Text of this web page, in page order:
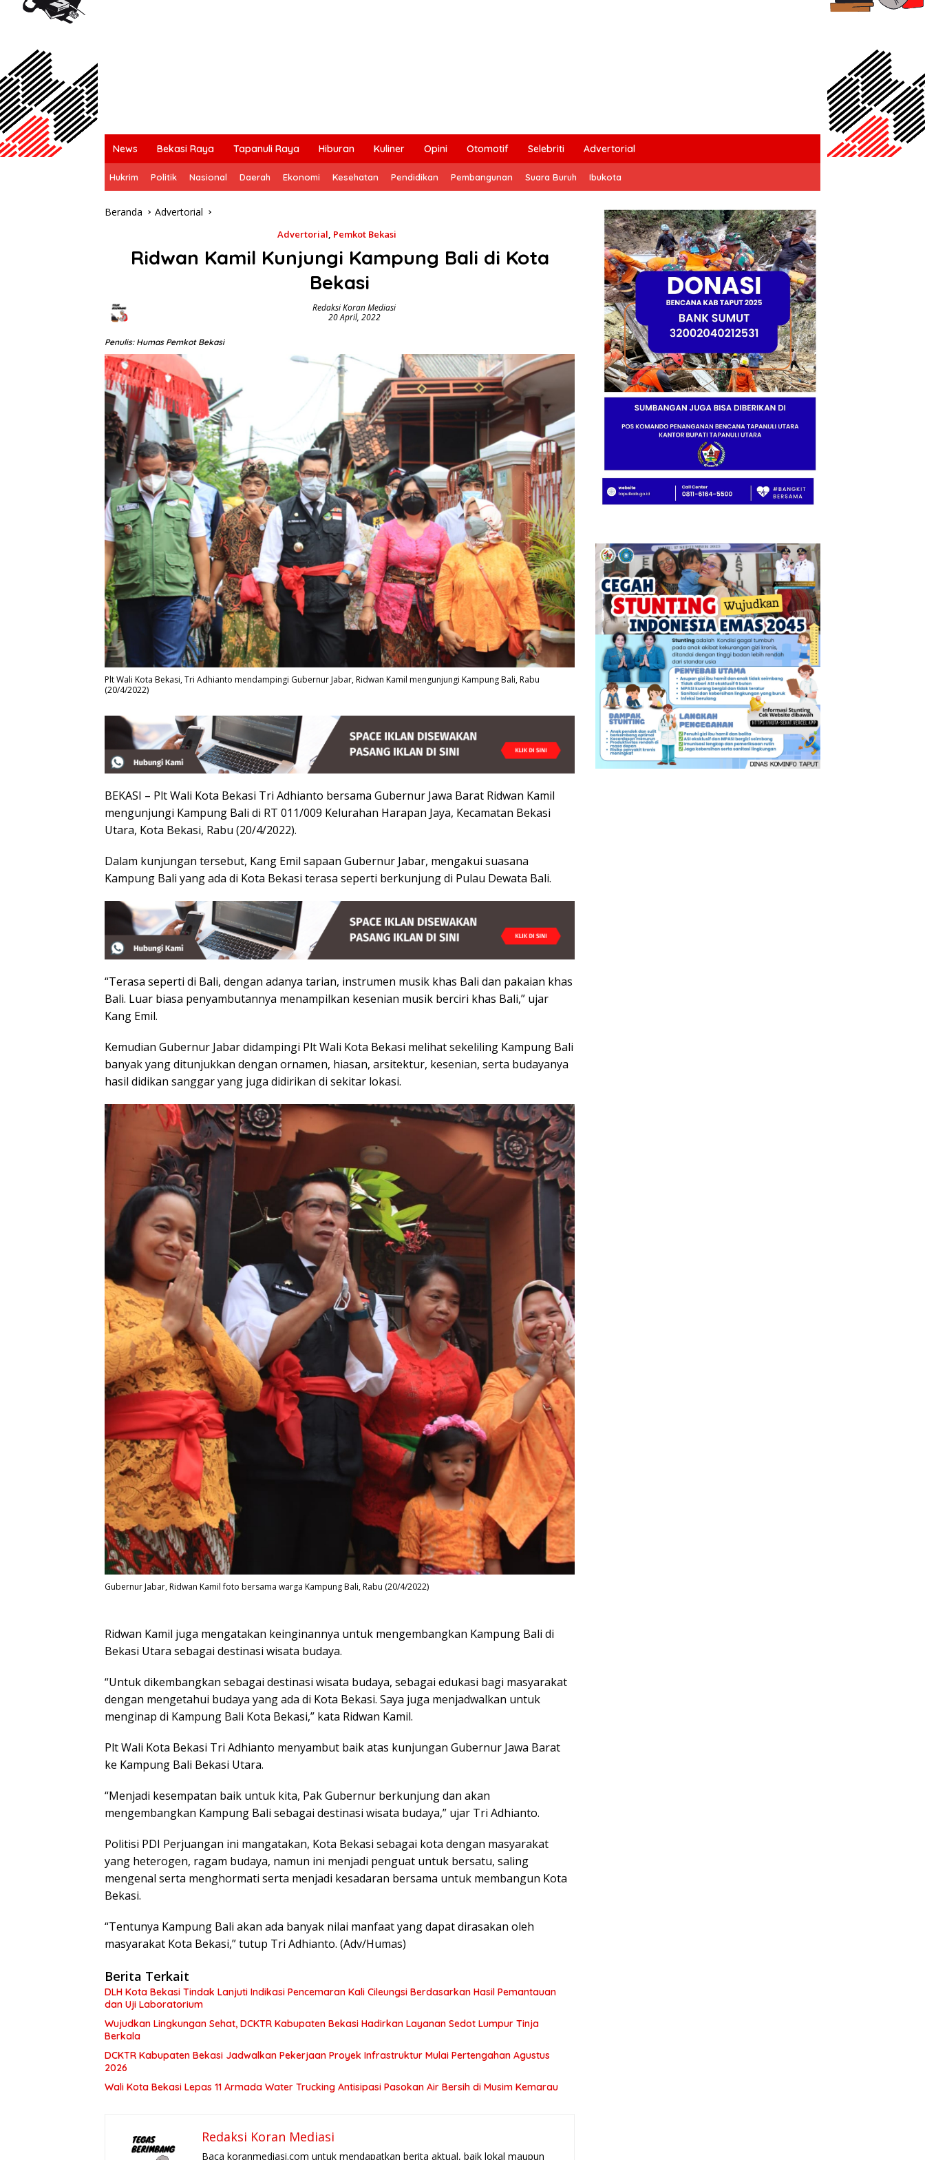
News Bekasi Raya Tapanuli Raya Hiburan Kuliner Opini Otomotif Selebriti Advertorial
Hukrim Politik Nasional Daerah Ekonomi Kesehatan Pendidikan Pembangunan Suara Buruh Ibukota
Beranda Advertorial
Advertorial, Pemkot Bekasi
Ridwan Kamil Kunjungi Kampung Bali di Kota
Bekasi
Redaksi Koran Mediasi
20 April, 2022
Penulis: Humas Pemkot Bekasi
Plt Wali Kota Bekasi, Tri Adhianto mendampingi Gubernur Jabar, Ridwan Kamil mengunjungi Kampung Bali, Rabu
(20/4/2022)
BEKASI – Plt Wali Kota Bekasi Tri Adhianto bersama Gubernur Jawa Barat Ridwan Kamil
mengunjungi Kampung Bali di RT 011/009 Kelurahan Harapan Jaya, Kecamatan Bekasi
Utara, Kota Bekasi, Rabu (20/4/2022).
Dalam kunjungan tersebut, Kang Emil sapaan Gubernur Jabar, mengakui suasana
Kampung Bali yang ada di Kota Bekasi terasa seperti berkunjung di Pulau Dewata Bali.
“Terasa seperti di Bali, dengan adanya tarian, instrumen musik khas Bali dan pakaian khas
Bali. Luar biasa penyambutannya menampilkan kesenian musik berciri khas Bali,” ujar
Kang Emil.
Kemudian Gubernur Jabar didampingi Plt Wali Kota Bekasi melihat sekeliling Kampung Bali
banyak yang ditunjukkan dengan ornamen, hiasan, arsitektur, kesenian, serta budayanya
hasil didikan sanggar yang juga didirikan di sekitar lokasi.
Gubernur Jabar, Ridwan Kamil foto bersama warga Kampung Bali, Rabu (20/4/2022)
Ridwan Kamil juga mengatakan keinginannya untuk mengembangkan Kampung Bali di
Bekasi Utara sebagai destinasi wisata budaya.
“Untuk dikembangkan sebagai destinasi wisata budaya, sebagai edukasi bagi masyarakat
dengan mengetahui budaya yang ada di Kota Bekasi. Saya juga menjadwalkan untuk
menginap di Kampung Bali Kota Bekasi,” kata Ridwan Kamil.
Plt Wali Kota Bekasi Tri Adhianto menyambut baik atas kunjungan Gubernur Jawa Barat
ke Kampung Bali Bekasi Utara.
“Menjadi kesempatan baik untuk kita, Pak Gubernur berkunjung dan akan
mengembangkan Kampung Bali sebagai destinasi wisata budaya,” ujar Tri Adhianto.
Politisi PDI Perjuangan ini mangatakan, Kota Bekasi sebagai kota dengan masyarakat
yang heterogen, ragam budaya, namun ini menjadi penguat untuk bersatu, saling
mengenal serta menghormati serta menjadi kesadaran bersama untuk membangun Kota
Bekasi.
“Tentunya Kampung Bali akan ada banyak nilai manfaat yang dapat dirasakan oleh
masyarakat Kota Bekasi,” tutup Tri Adhianto. (Adv/Humas)
Berita Terkait
DLH Kota Bekasi Tindak Lanjuti Indikasi Pencemaran Kali Cileungsi Berdasarkan Hasil Pemantauan
dan Uji Laboratorium
Wujudkan Lingkungan Sehat, DCKTR Kabupaten Bekasi Hadirkan Layanan Sedot Lumpur Tinja
Berkala
DCKTR Kabupaten Bekasi Jadwalkan Pekerjaan Proyek Infrastruktur Mulai Pertengahan Agustus
2026
Wali Kota Bekasi Lepas 11 Armada Water Trucking Antisipasi Pasokan Air Bersih di Musim Kemarau
Redaksi Koran Mediasi
Baca koranmediasi.com untuk mendapatkan berita aktual, baik lokal maupun